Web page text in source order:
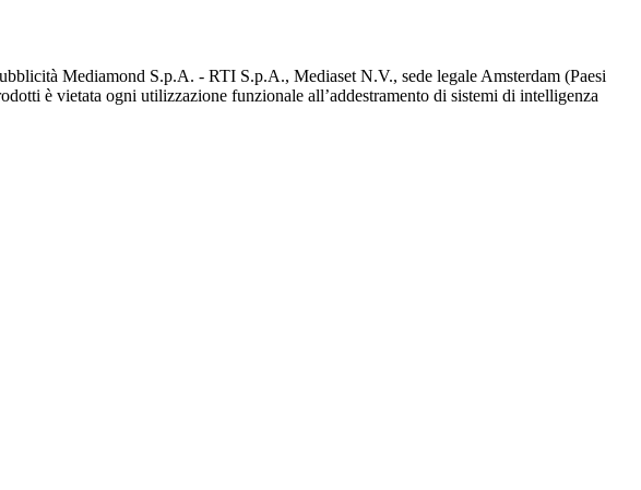
Mediamond S.p.A. - RTI S.p.A., Mediaset N.V., sede legale Amsterdam (Paesi
è vietata ogni utilizzazione funzionale all’addestramento di sistemi di intelligenza